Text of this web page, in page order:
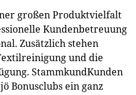
großen Produktvielfalt
Kundenbetreuung
Zusätzlich stehen
und die
StammkundKunden
Bonusclubs ein ganz